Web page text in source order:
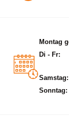
Montag
Di - Fr:
Samstag:
Sonntag: